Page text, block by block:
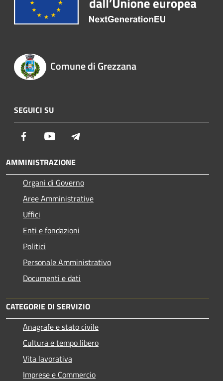
Comune di Grezzana
SEGUICI SU
Facebook Youtube
AMMINISTRAZIONE
Organi di Governo
Aree Amministrative
Uffici
Enti e fondazioni
Politici
Personale Amministrativo
Documenti e dati
CATEGORIE DI SERVIZIO
Anagrafe e stato civile
Cultura e tempo libero
Vita lavorativa
Imprese e Commercio